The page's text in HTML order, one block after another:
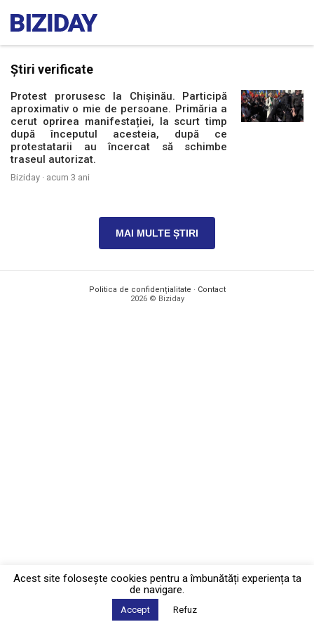
Știri verificate
Protest prorusesc la Chișinău. Participă
aproximativ o mie de persoane. Primăria a
cerut oprirea manifestației, la scurt timp
după începutul acesteia, după ce
protestatarii au încercat să schimbe
traseul autorizat.
Biziday · acum 3 ani
MAI MULTE ȘTIRI
Politica de confidențialitate · Contact
2026 © Biziday
Acest site foloseşte cookies pentru a îmbunătăți experiența ta
de navigare.
Accept Refuz